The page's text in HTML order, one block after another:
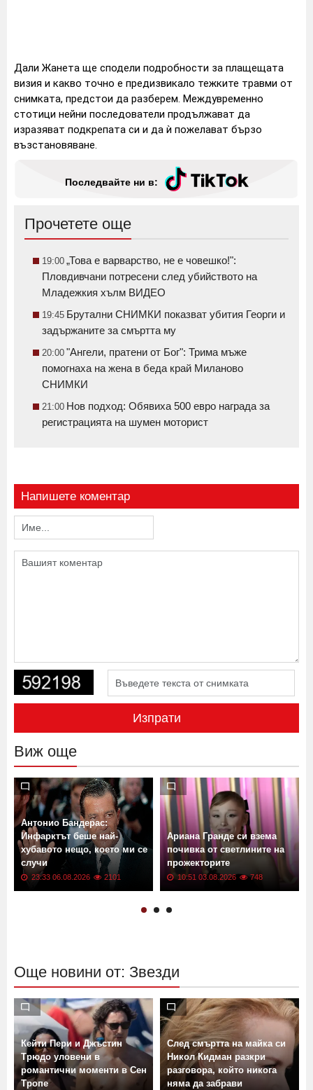
Дали Жанета ще сподели подробности за плащещата
визия и какво точно е предизвикало тежките травми от
снимката, предстои да разберем. Междувременно
стотици нейни последователи продължават да
изразяват подкрепата си и да ѝ пожелават бързо
възстановяване.
Последвайте ни в:
Прочетете още
19:00 „Това е варварство, не е човешко!":
Пловдивчани потресени след убийството на
Младежкия хълм ВИДЕО
19:45 Брутални СНИМКИ показват убития Георги и
задържаните за смъртта му
20:00 "Ангели, пратени от Бог": Трима мъже
помогнаха на жена в беда край Миланово
СНИМКИ
21:00 Нов подход: Обявиха 500 евро награда за
регистрацията на шумен моторист
Напишете коментар
Изпрати
Виж още
Антонио Бандерас:
Инфарктът беше най-
хубавото нещо, което ми се
случи
23:33 06.08.2026 2101
Ариана Гранде си взема
почивка от светлините на
прожекторите
10:51 03.08.2026 748
Още новини от: Звезди
Кейти Пери и Джъстин
Трюдо уловени в
романтични моменти в Сен
Тропе
След смъртта на майка си
Никол Кидман разкри
разговора, който никога
няма да забрави